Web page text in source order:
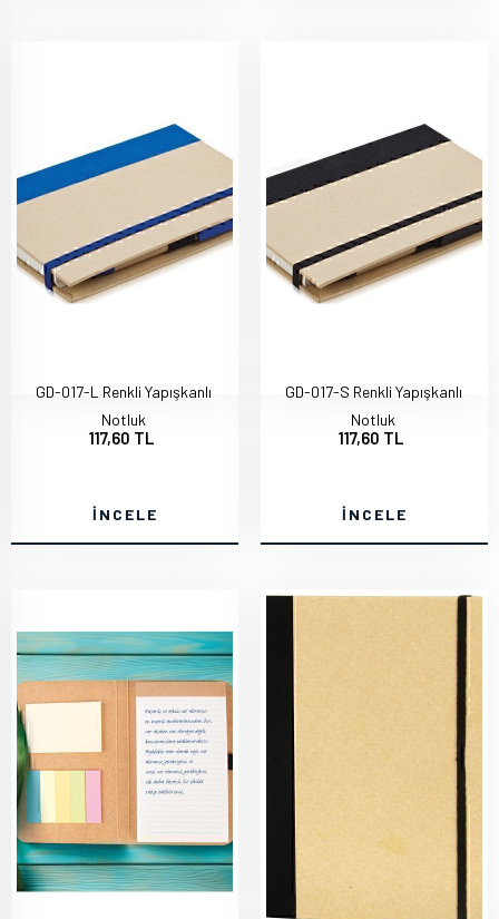
GD-017-L Renkli Yapışkanlı
Notluk
117,60 TL
İNCELE
GD-017-S Renkli Yapışkanlı
Notluk
117,60 TL
İNCELE